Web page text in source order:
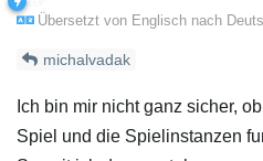
Übersetzt von Englisch nach
michalvadak
Ich bin mir nicht ganz sicher,
Spiel und die Spielinstanzen